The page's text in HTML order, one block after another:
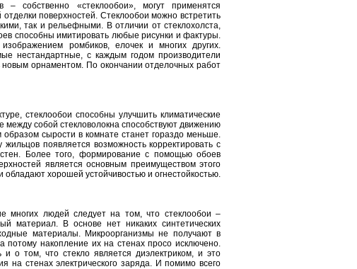
– собственно «стеклообои», могут применятся
поверхностей. Стеклообои можно встретить
так и рельефными. В отличии от стеклохолста,
способны имитировать любые рисунки и фактуры.
ромбиков, елочек и многих других.
нестандартные, с каждым годом производители
новым орнаментом. По окончании отделочных работ
стеклообои способны улучшить климатические
между собой стекловолокна способствуют движению
сырости в комнате станет гораздо меньше.
появляется возможность корректировать с
Более того, формирование с помощью обоев
является основным преимуществом этого
обладают хорошей устойчивостью и огнестойкостью.
многих людей следует на том, что стеклообои –
материал. В основе нет никаких синтетических
материалы. Микроорганизмы не получают в
потому накопление их на стенах просо исключено.
и о том, что стекло является диэлектриком, и это
на стенах электрического заряда. И помимо всего